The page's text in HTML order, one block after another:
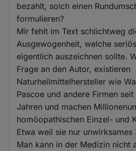
bezahlt, solch einen
formulieren?
Mir fehlt im Text schlichtweg
Ausgewogenheit, welche
eigentlich auszeichnen sollte.
Frage an den Autor, existieren
Naturheilmittelhersteller wie
Pascoe und andere Firmen
Jahren und machen
homöopathischen Einzel- und
Etwa weil sie nur unwirksames
Man kann in der Medizin nicht